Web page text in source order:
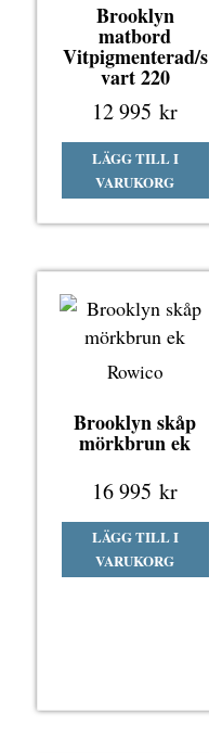
Brooklyn
matbord
Vitpigmenterad/s
vart 220
12 995kr
LÄGG TILL I
VARUKORG
Rowico
Brooklyn skåp
mörkbrun ek
16 995kr
LÄGG TILL I
VARUKORG